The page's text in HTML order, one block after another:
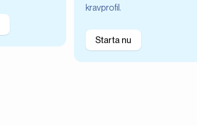
kravprofil.
Starta nu